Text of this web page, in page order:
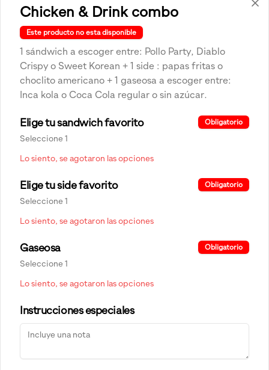
Conócenos
Sé parte de nuestro equipo
Términos y condiciones
Política de privacidad
Redes sociales
Instagram
Pedir
CHICKENCOINS
Política de Cookies
Haga clic en Aceptar para permitir que Justo use
cookies a fin de personalizar este sitio, publicar anuncios
Chicken & Drink combo
Este producto no esta disponible
1 sándwich a escoger entre: Pollo Party, Diablo
Crispy o Sweet Korean + 1 side : papas fritas o
choclito americano + 1 gaseosa a escoger entre:
Inca kola o Coca Cola regular o sin azúcar.
Elige tu sandwich favorito Obligatorio
Seleccione 1
Lo siento, se agotaron las opciones
Elige tu side favorito Obligatorio
Seleccione 1
Lo siento, se agotaron las opciones
Gaseosa Obligatorio
Seleccione 1
Lo siento, se agotaron las opciones
Instrucciones especiales